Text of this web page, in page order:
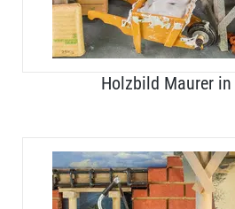
Holzbild Maurer in